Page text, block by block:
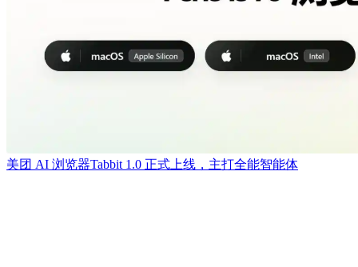
美团 AI 浏览器Tabbit 1.0 正式上线，主打全能智能体